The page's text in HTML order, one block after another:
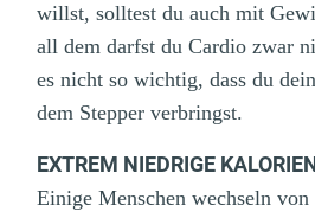
willst, solltest du auch mit
all dem darfst du Cardio zwar
es nicht so wichtig, dass du
dem Stepper verbringst.
EXTREM NIEDRIGE
Einige Menschen wechseln von